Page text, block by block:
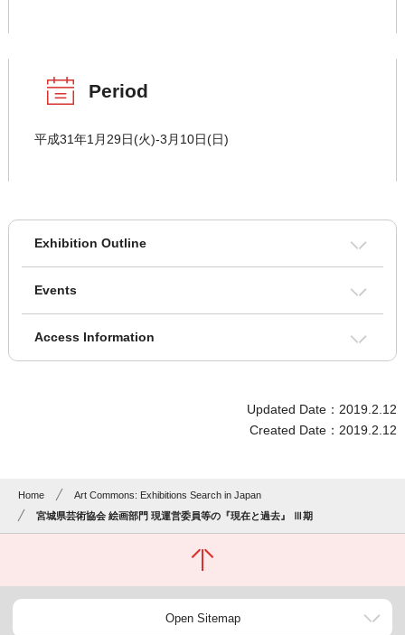
Period
平成31年1月29日(火)-3月10日(日)
Exhibition Outline
Events
Access Information
Updated Date：2019.2.12
Created Date：2019.2.12
Home
Art Commons: Exhibitions Search in Japan
宮城県芸術協会 絵画部門 現運営委員等の『現在と過去』 Ⅲ期
Open Sitemap